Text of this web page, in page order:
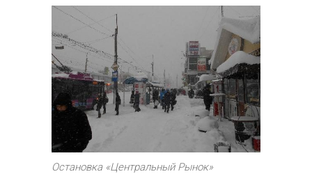
Остановка «Центральный Рынок»